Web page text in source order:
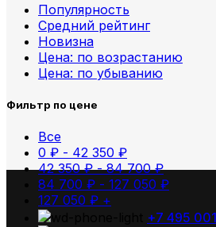
Популярность
Средний рейтинг
Новизна
Цена: по возрастанию
Цена: по убыванию
Фильтр по цене
Все
0 ₽ - 42 350 ₽
42 350₽-84 700₽
84 700 ₽ - 127 050 ₽
127 050 ₽ +
+7 495